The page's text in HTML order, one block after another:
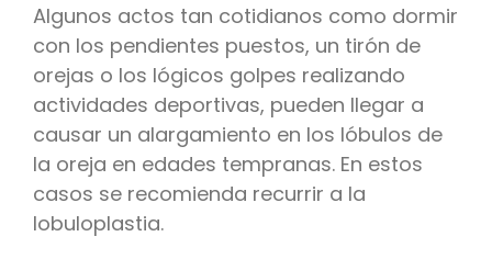
Algunos actos tan cotidianos como dormir
con los pendientes puestos, un tirón de
orejas o los lógicos golpes realizando
actividades deportivas, pueden llegar a
causar un alargamiento en los lóbulos de
la oreja en edades tempranas. En estos
casos se recomienda recurrir a la
lobuloplastia.